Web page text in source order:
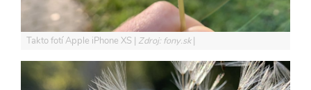
Takto fotí Apple iPhone XS Zdroj: fony.sk